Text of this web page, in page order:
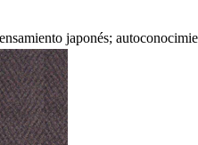
japonés;